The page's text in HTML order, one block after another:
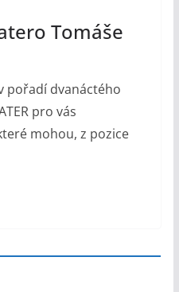
Tomáše
pořadí dvanáctého
pro vás
mohou, z pozice